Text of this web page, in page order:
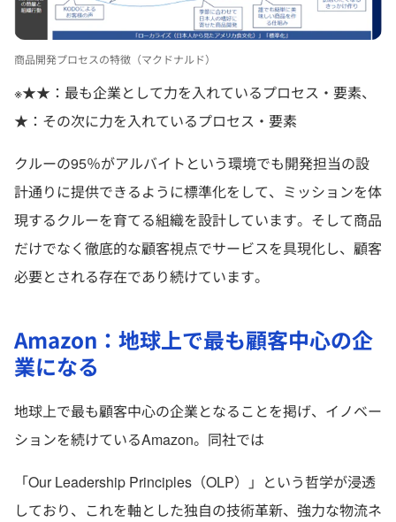
商品開発プロセスの特徴（マクドナルド）
※★★：最も企業として力を入れているプロセス・要素、
★：その次に力を入れているプロセス・要素
クルーの95％がアルバイトという環境でも開発担当の設
計通りに提供できるように標準化をして、ミッションを体
現するクルーを育てる組織を設計しています。そして商品
だけでなく徹底的な顧客視点でサービスを具現化し、顧客
必要とされる存在であり続けています。
Amazon：地球上で最も顧客中心の企
業になる
地球上で最も顧客中心の企業となることを掲げ、イノベー
ションを続けているAmazon。同社では
「Our Leadership Principles（OLP）」という哲学が浸透
しており、これを軸とした独自の技術革新、強力な物流ネ